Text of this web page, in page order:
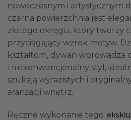
nowoczesnym i artystycznym
czarna powierzchnia jest
złotego okręgu, który tworzy
przyciągający wzrok motyw.
kształtom, dywan wprowadza
i niekonwencjonalny styl,
szukają wyrazistych i
aranżacji wnętrz.
Ręczne wykonanie tego